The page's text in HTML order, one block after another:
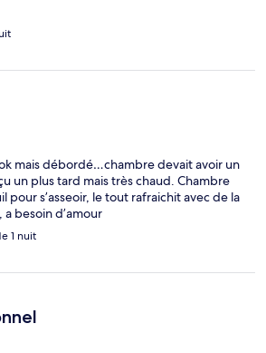
mais débordé…chambre devait avoir un
un plus tard mais très chaud. Chambre
pour s’asseoir, le tout rafraichit avec de la
besoin d’amour
1 nuit